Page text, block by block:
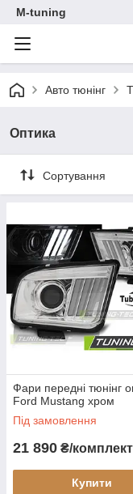
M-tuning
Авто тюнінг
Оптика
Сортування
Фари передні тюнінг
Ford Mustang хром
Під замовлення
21 890 ₴/комплект
Купити